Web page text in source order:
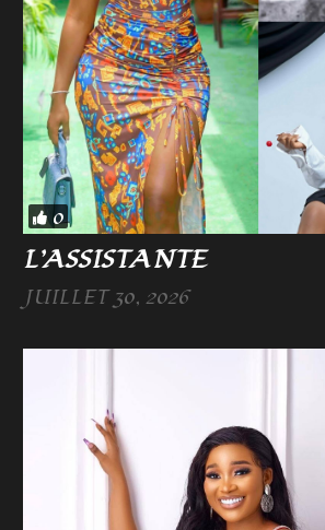
0
L’ASSISTANTE
JUILLET 30, 2026